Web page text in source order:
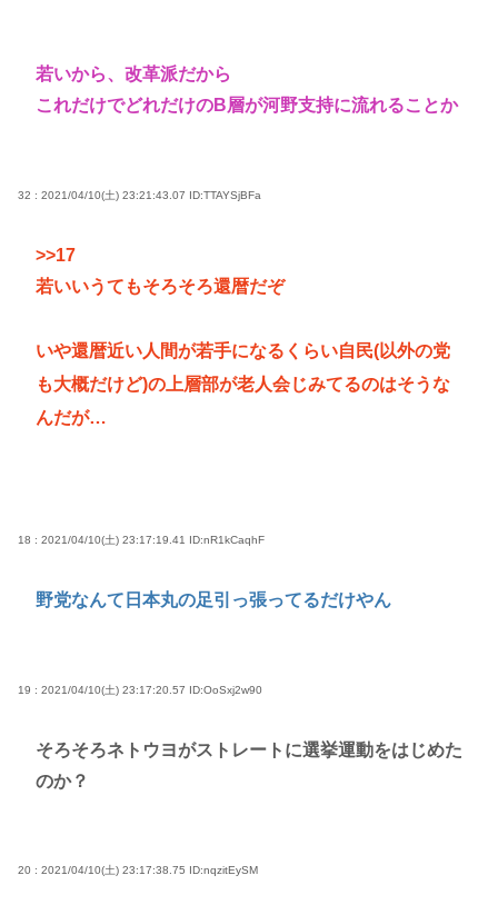
若いから、改革派だから
これだけでどれだけのB層が河野支持に流れることか
32 : 2021/04/10(土) 23:21:43.07 ID:TTAYSjBFa
>>17
若いいうてもそろそろ還暦だぞ
いや還暦近い人間が若手になるくらい自民(以外の党
も大概だけど)の上層部が老人会じみてるのはそうな
んだが…
18 : 2021/04/10(土) 23:17:19.41 ID:nR1kCaqhF
野党なんて日本丸の足引っ張ってるだけやん
19 : 2021/04/10(土) 23:17:20.57 ID:OoSxj2w90
そろそろネトウヨがストレートに選挙運動をはじめた
のか？
20 : 2021/04/10(土) 23:17:38.75 ID:nqzitEySM